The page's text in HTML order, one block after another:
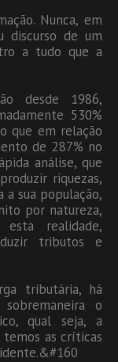
Nunca, em
discurso de um
a tudo que a
desde 1986,
530%
que em relação
de 287% no
análise, que
riquezas,
sua população,
por natureza,
realidade,
tributos e
tributária, há
o
qual seja, a
temos as críticas